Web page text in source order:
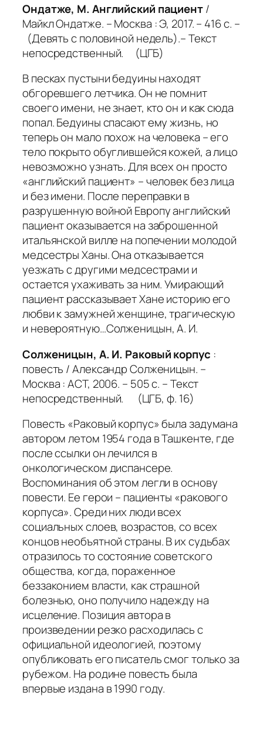
Ондатже, М. Английский пациент/
Майкл Ондатже. – Москва : Э, 2017. – 416 с. –
(Девять с половиной недель).– Текст
непосредственный. (ЦГБ)
В песках пустыни бедуины находят
обгоревшего летчика. Он не помнит
своего имени, не знает, кто он и как сюда
попал. Бедуины спасают ему жизнь, но
теперь он мало похож на человека – его
тело покрыто обуглившейся кожей, а лицо
невозможно узнать. Для всех он просто
«английский пациент» – человек без лица
и без имени. После переправки в
разрушенную войной Европу английский
пациент оказывается на заброшенной
итальянской вилле на попечении молодой
медсестры Ханы. Она отказывается
уезжать с другими медсестрами и
остается ухаживать за ним. Умирающий
пациент рассказывает Хане историю его
любви к замужней женщине, трагическую
и невероятную…Солженицын, А. И.
Солженицын, А. И. Раковый корпус :
повесть / Александр Солженицын. –
Москва : АСТ, 2006. – 505 с. – Текст
непосредственный. (ЦГБ, ф. 16)
Повесть «Раковый корпус» была задумана
автором летом 1954 года в Ташкенте, где
после ссылки он лечился в
онкологическом диспансере.
Воспоминания об этом легли в основу
повести. Ее герои – пациенты «ракового
корпуса». Среди них люди всех
социальных слоев, возрастов, со всех
концов необъятной страны. В их судьбах
отразилось то состояние советского
общества, когда, пораженное
беззаконием власти, как страшной
болезнью, оно получило надежду на
исцеление. Позиция автора в
произведении резко расходилась с
официальной идеологией, поэтому
опубликовать его писатель смог только за
рубежом. На родине повесть была
впервые издана в 1990 году.